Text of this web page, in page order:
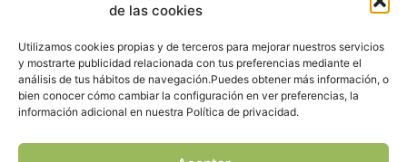
de las cookies
Utilizamos cookies propias y de terceros para mejorar nuestros servicios
y mostrarte publicidad relacionada con tus preferencias mediante el
análisis de tus hábitos de navegación.Puedes obtener más información, o
bien conocer cómo cambiar la configuración en ver preferencias, la
información adicional en nuestra Política de privacidad.
Seleccionar
opciones